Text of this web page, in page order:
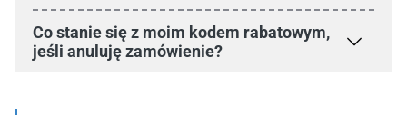
Co stanie się z moim kodem rabatowym,
jeśli anuluję zamówienie?